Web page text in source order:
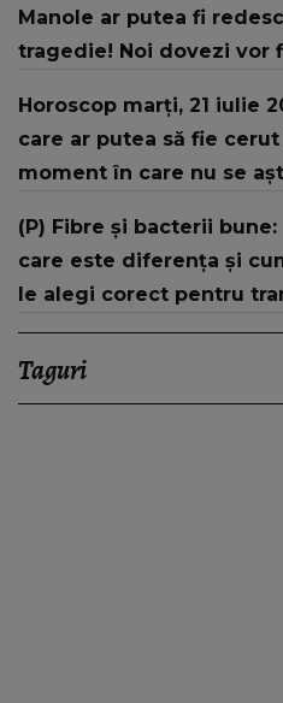
Manole ar putea fi
tragedie! Noi dovezi vor
Horoscop marți, 21 iulie
care ar putea să fie
moment în care nu se
(P) Fibre și bacterii bune:
care este diferența și
le alegi corect pentru
Taguri